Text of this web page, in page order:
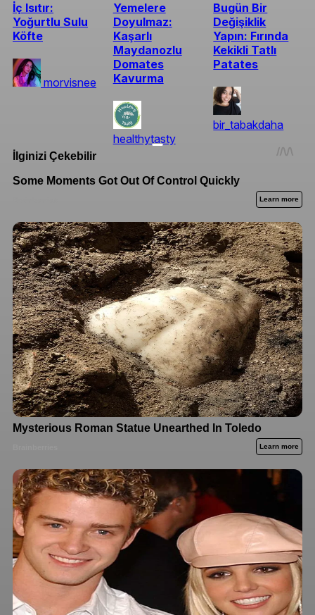
İç Isıtır:
Yoğurtlu Sulu
Köfte
morvisnee
Yemelere
Doyulmaz:
Kaşarlı
Maydanozlu
Domates
Kavurma
healthytasty
Bugün Bir
Değişiklik
Yapın: Fırında
Kekikli Tatlı
Patates
bir_tabakdaha